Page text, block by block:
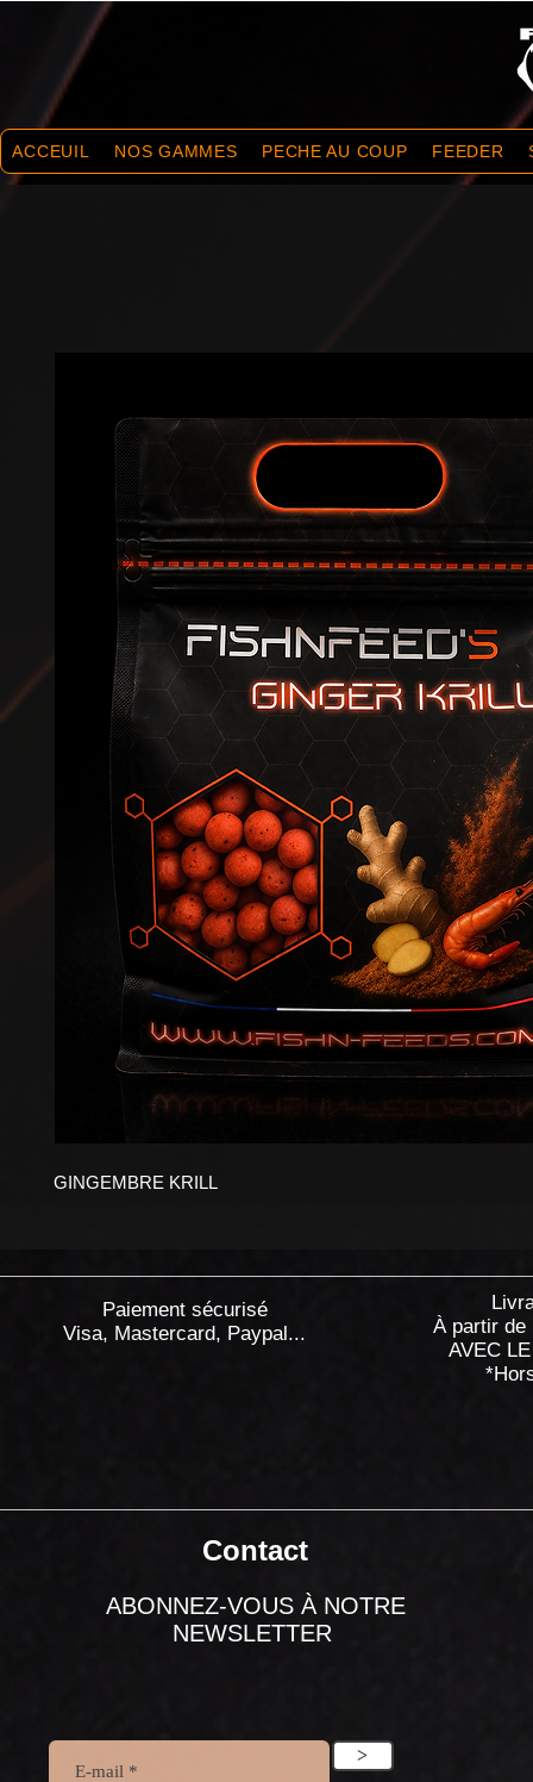
ACCEUIL NOS GAMMES PECHE AU COUP FEEDER
GINGEMBRE KRILL
Paiement sécurisé
Visa, Mastercard, Paypal...
À partir de
AVEC
Contact
ABONNEZ-VOUS À NOTRE
NEWSLETTER
>